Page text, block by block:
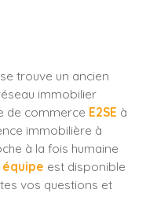
se trouve un ancien
immobilier
de commerce E2SE à
immobilière à
à la fois humaine
est disponible
vos questions et